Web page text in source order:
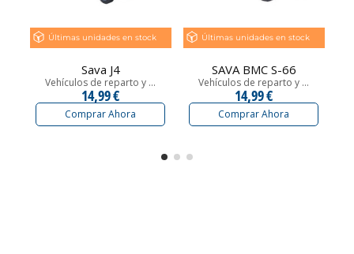
Últimas unidades en stock
Sava J4
Vehículos de reparto y ...
14,99 €
Comprar Ahora
Últimas unidades en stock
SAVA BMC S-66
Vehículos de reparto y ...
14,99 €
Comprar Ahora